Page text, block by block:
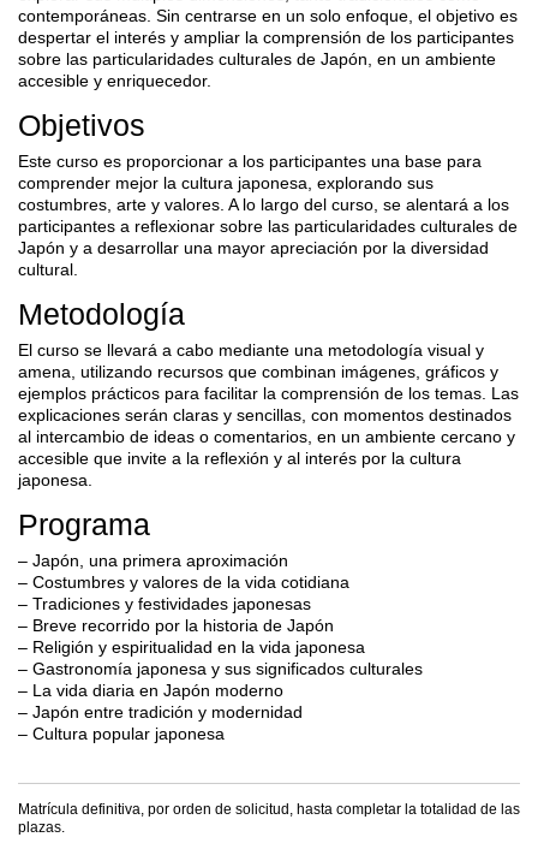
contemporáneas. Sin centrarse en un solo enfoque, el objetivo es
despertar el interés y ampliar la comprensión de los participantes
sobre las particularidades culturales de Japón, en un ambiente
accesible y enriquecedor.
Objetivos
Este curso es proporcionar a los participantes una base para
comprender mejor la cultura japonesa, explorando sus
costumbres, arte y valores. A lo largo del curso, se alentará a los
participantes a reflexionar sobre las particularidades culturales de
Japón y a desarrollar una mayor apreciación por la diversidad
cultural.
Metodología
El curso se llevará a cabo mediante una metodología visual y
amena, utilizando recursos que combinan imágenes, gráficos y
ejemplos prácticos para facilitar la comprensión de los temas. Las
explicaciones serán claras y sencillas, con momentos destinados
al intercambio de ideas o comentarios, en un ambiente cercano y
accesible que invite a la reflexión y al interés por la cultura
japonesa.
Programa
– Japón, una primera aproximación
– Costumbres y valores de la vida cotidiana
– Tradiciones y festividades japonesas
– Breve recorrido por la historia de Japón
– Religión y espiritualidad en la vida japonesa
– Gastronomía japonesa y sus significados culturales
– La vida diaria en Japón moderno
– Japón entre tradición y modernidad
– Cultura popular japonesa
Matrícula definitiva, por orden de solicitud, hasta completar la totalidad de las
plazas.